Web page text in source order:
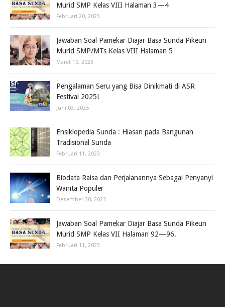
Murid SMP Kelas VIII Halaman 3—4
Februari 20, 2023
Jawaban Soal Pamekar Diajar Basa Sunda Pikeun
Murid SMP/MTs Kelas VIII Halaman 5
Maret 10, 2023
Pengalaman Seru yang Bisa Dinikmati di ASR
Festival 2025!
Juni 03, 2025
Ensiklopedia Sunda : Hiasan pada Bangunan
Tradisional Sunda
Februari 11, 2023
Biodata Raisa dan Perjalanannya Sebagai Penyanyi
Wanita Populer
Desember 30, 2023
Jawaban Soal Pamekar Diajar Basa Sunda Pikeun
Murid SMP Kelas VII Halaman 92—96.
Februari 11, 2023